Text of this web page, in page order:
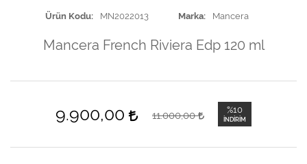
Ürün Kodu MN2022013 Marka Mancera
Mancera French Riviera Edp 120 ml
9.900,00 11.000,00 %10
İNDIRIM